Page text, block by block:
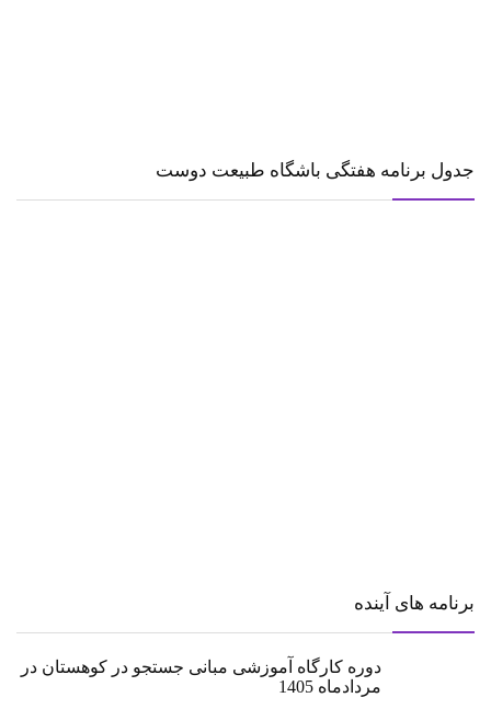
جدول برنامه هفتگی باشگاه طبیعت دوست
برنامه های آینده
دوره کارگاه آموزشی مبانی جستجو در کوهستان در
مردادماه 1405